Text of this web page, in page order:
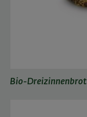
Bio-Dreizinnenbrot